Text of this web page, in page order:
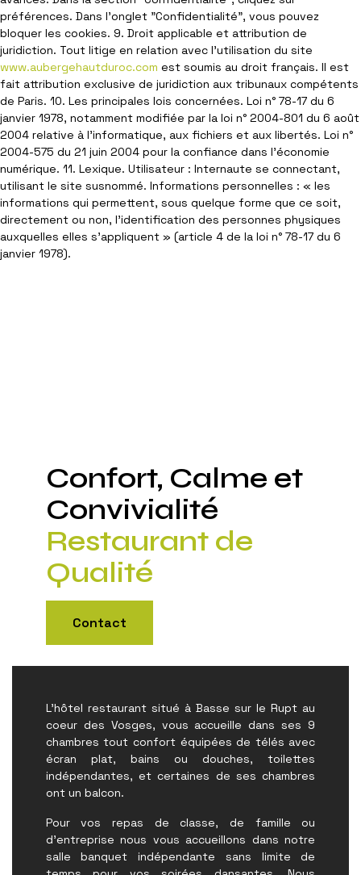
préférences. Dans l'onglet "Confidentialité", vous pouvez
bloquer les cookies. 9. Droit applicable et attribution de
juridiction. Tout litige en relation avec l’utilisation du site
www.aubergehautduroc.com est soumis au droit français. Il est
fait attribution exclusive de juridiction aux tribunaux compétents
de Paris. 10. Les principales lois concernées. Loi n° 78-17 du 6
janvier 1978, notamment modifiée par la loi n° 2004-801 du 6 août
2004 relative à l'informatique, aux fichiers et aux libertés. Loi n°
2004-575 du 21 juin 2004 pour la confiance dans l'économie
numérique. 11. Lexique. Utilisateur : Internaute se connectant,
utilisant le site susnommé. Informations personnelles : « les
informations qui permettent, sous quelque forme que ce soit,
directement ou non, l'identification des personnes physiques
auxquelles elles s'appliquent » (article 4 de la loi n° 78-17 du 6
janvier 1978).
Confort, Calme et
Convivialité
Restaurant de
Qualité
Contact
L'hôtel restaurant situé à Basse sur le Rupt au
coeur des Vosges, vous accueille dans ses 9
chambres tout confort équipées de télés avec
écran plat, bains ou douches, toilettes
indépendantes, et certaines de ses chambres
ont un balcon.
Pour vos repas de classe, de famille ou
d'entreprise nous vous accueillons dans notre
salle banquet indépendante sans limite de